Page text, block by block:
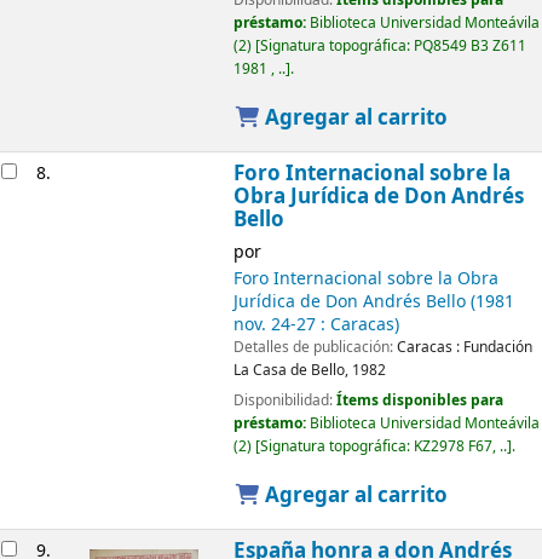
préstamo: Biblioteca Universidad Monteávila
(2) Signatura topográfica: PQ8549 B3 Z611
1981 , .. .
Agregar al carrito
8. Foro Internacional sobre la
Obra Jurídica de Don Andrés
Bello
por
Foro Internacional sobre la Obra
Jurídica de Don Andrés Bello(1981
nov. 24-27 : Caracas)
Detalles de publicación:Caracas : Fundación
La Casa de Bello, 1982
Disponibilidad:Ítems disponibles para
préstamo: Biblioteca Universidad Monteávila
(2) Signatura topográfica: KZ2978 F67, .. .
Agregar al carrito
9. España honra a don Andrés